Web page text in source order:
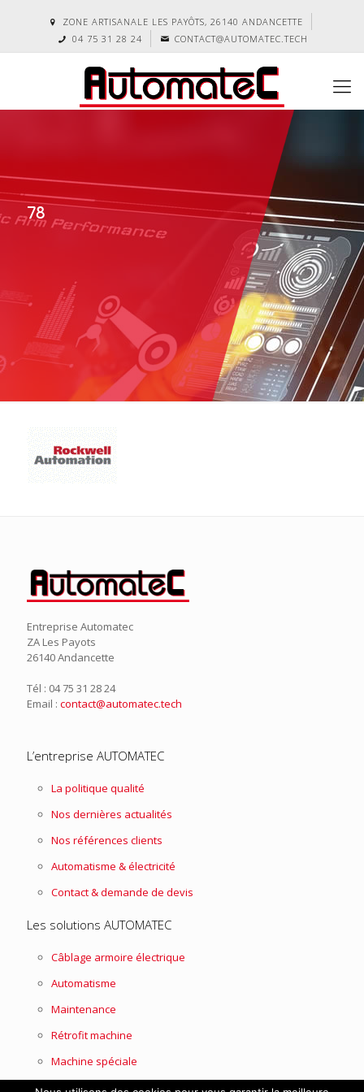
ZONE ARTISANALE LES PAYÔTS, 26140 ANDANCETTE
04 75 31 28 24
CONTACT@AUTOMATEC.TECH
78
Entreprise Automatec
ZA Les Payots
26140 Andancette
Tél : 04 75 31 28 24
Email : contact@automatec.tech
L’entreprise AUTOMATEC
La politique qualité
Nos dernières actualités
Nos références clients
Automatisme & électricité
Contact & demande de devis
Les solutions AUTOMATEC
Câblage armoire électrique
Automatisme
Maintenance
Rétrofit machine
Machine spéciale